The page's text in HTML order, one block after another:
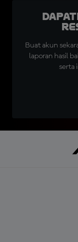
Buat akun
laporan hasil
serta